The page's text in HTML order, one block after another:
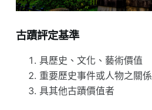
古蹟評定基準
具歷史、文化、藝術價值
重要歷史事件或人物之關係
具其他古蹟價值者